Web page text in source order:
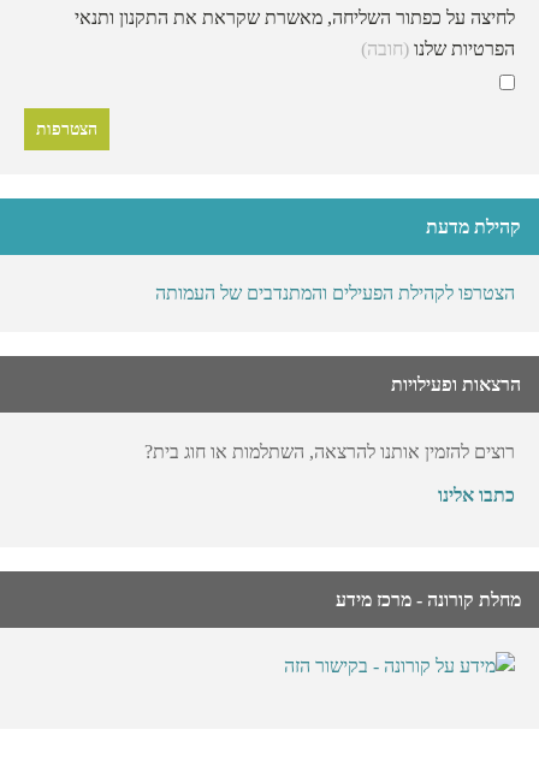
לחיצה על כפתור השליחה, מאשרת שקראת את התקנון ותנאי
הפרטיות שלנו (חובה)
קהילת מדעת
הצטרפו לקהילת הפעילים והמתנדבים של העמותה
הרצאות ופעילויות
רוצים להזמין אותנו להרצאה, השתלמות או חוג בית?
כתבו אלינו
מחלת קורונה - מרכז מידע